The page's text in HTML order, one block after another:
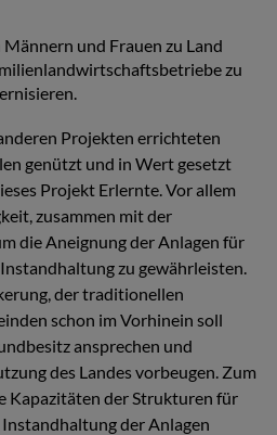
und Frauen zu Land
zu
Projekten errichteten
genützt und in Wert gesetzt
Projekt Erlernte. Vor allem
zusammen mit der
die Aneignung der Anlagen für
zu gewährleisten.
der traditionellen
schon im Vorhinein soll
ansprechen und
des Landes vorbeugen. Zum
Kapazitäten der Strukturen für
der Anlagen